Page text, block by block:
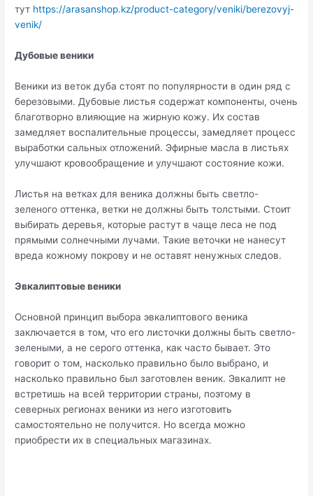
тут https://arasanshop.kz/product-category/veniki/berezovyj-
venik/
Дубовые веники
Веники из веток дуба стоят по популярности в один ряд с
березовыми. Дубовые листья содержат компоненты, очень
благотворно влияющие на жирную кожу. Их состав
замедляет воспалительные процессы, замедляет процесс
выработки сальных отложений. Эфирные масла в листьях
улучшают кровообращение и улучшают состояние кожи.
Листья на ветках для веника должны быть светло-
зеленого оттенка, ветки не должны быть толстыми. Стоит
выбирать деревья, которые растут в чаще леса не под
прямыми солнечными лучами. Такие веточки не нанесут
вреда кожному покрову и не оставят ненужных следов.
Эвкалиптовые веники
Основной принцип выбора эвкалиптового веника
заключается в том, что его листочки должны быть светло-
зелеными, а не серого оттенка, как часто бывает. Это
говорит о том, насколько правильно было выбрано, и
насколько правильно был заготовлен веник. Эвкалипт не
встретишь на всей территории страны, поэтому в
северных регионах веники из него изготовить
самостоятельно не получится. Но всегда можно
приобрести их в специальных магазинах.